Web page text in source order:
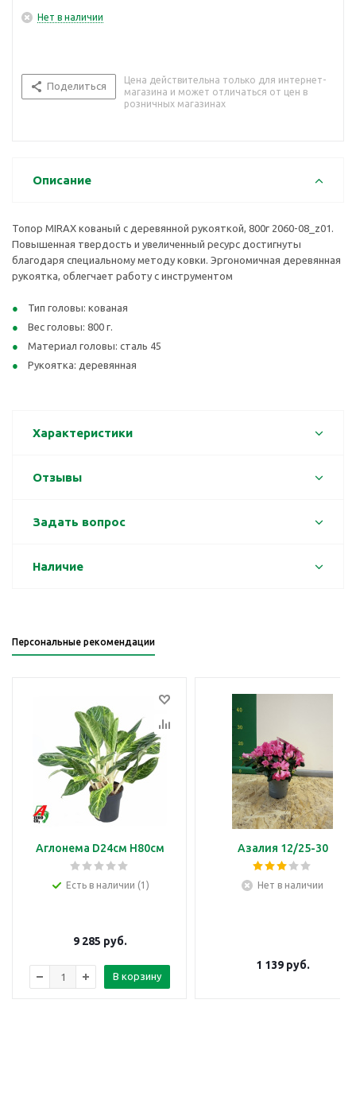
Нет в наличии
Поделиться
Цена действительна только для интернет-
магазина и может отличаться от цен в
розничных магазинах
Описание
Топор MIRAX кованый с деревянной рукояткой, 800г 2060-08_z01.
Повышенная твердость и увеличенный ресурс достигнуты
благодаря специальному методу ковки. Эргономичная деревянная
рукоятка, облегчает работу с инструментом
Тип головы: кованая
Вес головы: 800 г.
Материал головы: сталь 45
Рукоятка: деревянная
Характеристики
Отзывы
Задать вопрос
Наличие
Персональные рекомендации
Аглонема D24см H80см
Есть в наличии (1)
9 285 руб.
В корзину
Азалия 12/25-30
Нет в наличии
1 139руб.